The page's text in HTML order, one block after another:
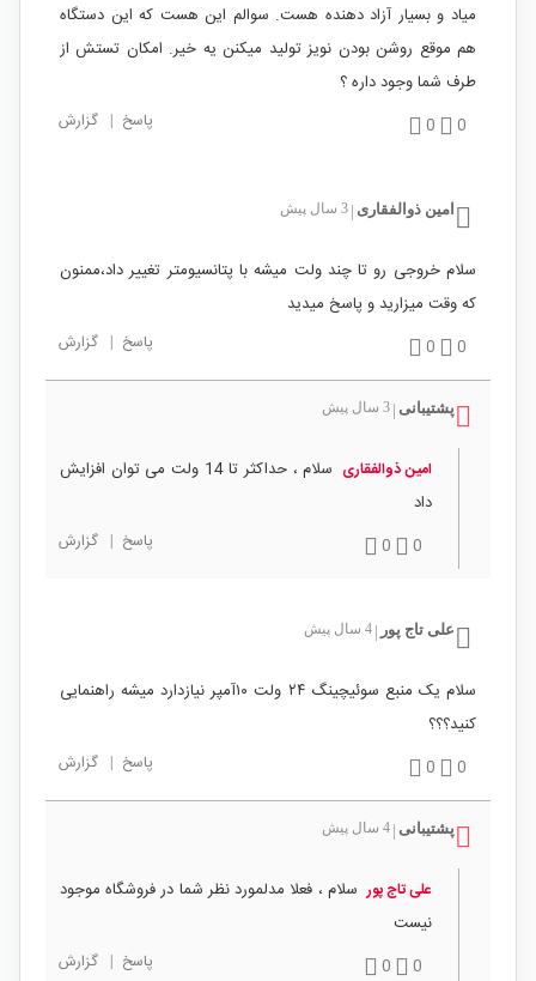
میاد و بسیار آزاد دهنده هست. سوالم این هست که این دستگاه
هم موقع روشن بودن نویز تولید میکنن یه خیر. امکان تستش از
طرف شما وجود داره ؟
0
0 پاسخ | گزارش
امین ذوالفقاری 3 سال پیش
سلام خروجی رو تا چند ولت میشه با پتانسیومتر تغییر داد،ممنون
که وقت میزارید و پاسخ میدید
0
0 پاسخ | گزارش
پشتیبانی 3 سال پیش
امین ذوالفقاری
سلام ، حداکثر تا 14 ولت می توان افزایش
داد
0
0 پاسخ | گزارش
علی تاج پور 4 سال پیش
سلام یک منبع سوئیچینگ ۲۴ ولت ۱۰آمپر نیازدارد میشه راهنمایی
کنید؟؟؟
0
0 پاسخ | گزارش
پشتیبانی 4 سال پیش
علی تاج پور سلام ، فعلا مدلمورد نظر شما در فروشگاه موجود
نیست
0
0 پاسخ | گزارش